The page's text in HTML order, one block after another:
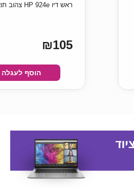
ראש דיו HP 924e צהוב תואם
₪105
הוסף לעגלה